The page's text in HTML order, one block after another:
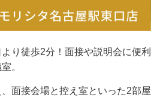
り徒歩2分！面接や説明会に便利
。
面接会場と控え室といった2部屋